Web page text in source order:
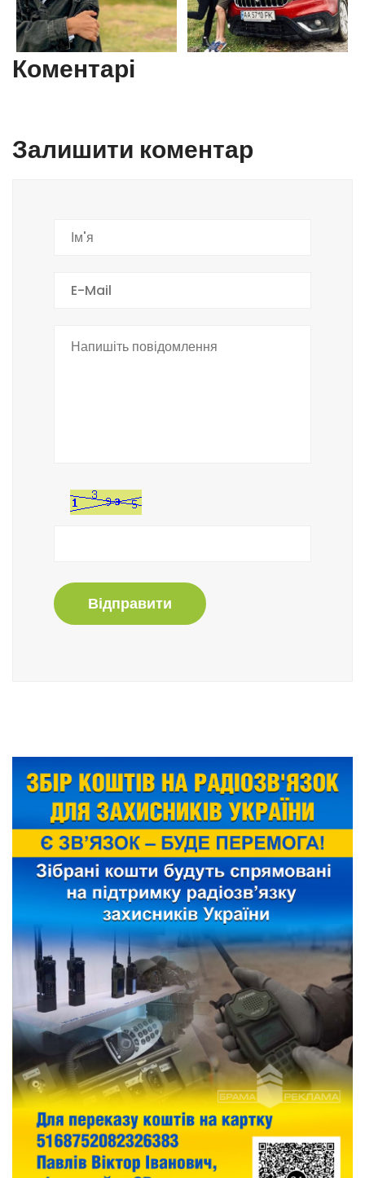
Коментарі
Залишити коментар
Відправити